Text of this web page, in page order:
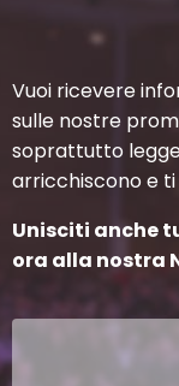
Vuoi ricevere
sulle nostre
soprattutto
arricchiscono e
Unisciti anche
ora alla nostra